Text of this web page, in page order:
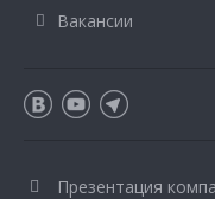
Вакансии
Презентация